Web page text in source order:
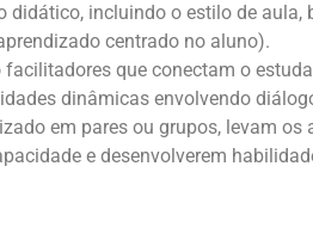
didático, incluindo o estilo de aula,
centrado no aluno).
que conectam o
dinâmicas envolvendo
em pares ou grupos, levam os
e desenvolverem